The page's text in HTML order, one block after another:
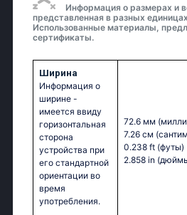
Информация о размерах и
представленная в разных
Использованные материалы,
сертификаты.
Ширина
Информация о
ширине -
имеется ввиду
горизонтальная
сторона
устройства при
его стандартной
ориентации во
время
употребления.
72.6 мм
7.26 см
0.238 ft (футы)
2.858 in